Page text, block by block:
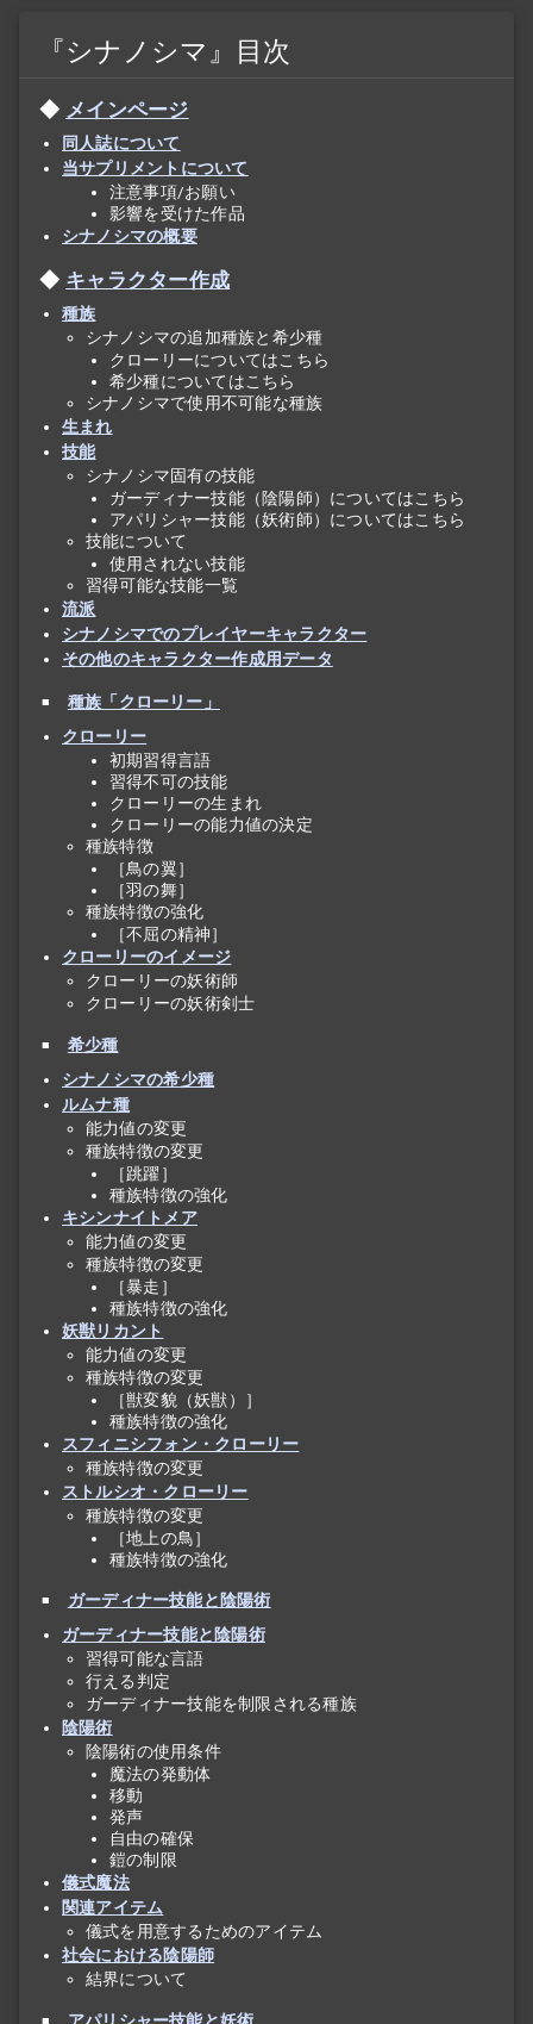
『シナノシマ』目次
メインページ
同人誌について
当サプリメントについて
注意事項/お願い
影響を受けた作品
シナノシマの概要
キャラクター作成
種族
シナノシマの追加種族と希少種
クローリーについてはこちら
希少種についてはこちら
シナノシマで使用不可能な種族
生まれ
技能
シナノシマ固有の技能
ガーディナー技能（陰陽師）についてはこちら
アパリシャー技能（妖術師）についてはこちら
技能について
使用されない技能
習得可能な技能一覧
流派
シナノシマでのプレイヤーキャラクター
その他のキャラクター作成用データ
種族「クローリー」
クローリー
初期習得言語
習得不可の技能
クローリーの生まれ
クローリーの能力値の決定
種族特徴
［鳥の翼］
［羽の舞］
種族特徴の強化
［不屈の精神］
クローリーのイメージ
クローリーの妖術師
クローリーの妖術剣士
希少種
シナノシマの希少種
ルムナ種
能力値の変更
種族特徴の変更
［跳躍］
種族特徴の強化
キシンナイトメア
能力値の変更
種族特徴の変更
［暴走］
種族特徴の強化
妖獣リカント
能力値の変更
種族特徴の変更
［獣変貌（妖獣）］
種族特徴の強化
スフィニシフォン・クローリー
種族特徴の変更
ストルシオ・クローリー
種族特徴の変更
［地上の鳥］
種族特徴の強化
ガーディナー技能と陰陽術
ガーディナー技能と陰陽術
習得可能な言語
行える判定
ガーディナー技能を制限される種族
陰陽術
陰陽術の使用条件
魔法の発動体
移動
発声
自由の確保
鎧の制限
儀式魔法
関連アイテム
儀式を用意するためのアイテム
社会における陰陽師
結界について